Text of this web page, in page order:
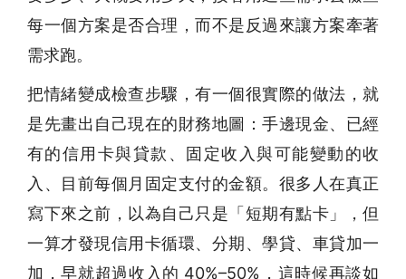
每一個方案是否合理，而不是反過來讓方案牽著
需求跑。
把情緒變成檢查步驟，有一個很實際的做法，就
是先畫出自己現在的財務地圖：手邊現金、已經
有的信用卡與貸款、固定收入與可能變動的收
入、目前每個月固定支付的金額。很多人在真正
寫下來之前，以為自己只是「短期有點卡」，但
一算才發現信用卡循環、分期、學貸、車貸加一
加，早就超過收入的 40%–50%，這時候再談如